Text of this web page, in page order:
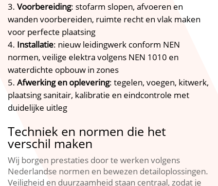
Voorbereiding: stofarm slopen, afvoeren en
wanden voorbereiden, ruimte recht en vlak maken
voor perfecte plaatsing
Installatie: nieuw leidingwerk conform NEN
normen, veilige elektra volgens NEN 1010 en
waterdichte opbouw in zones
Afwerking en oplevering: tegelen, voegen, kitwerk,
plaatsing sanitair, kalibratie en eindcontrole met
duidelijke uitleg
Techniek en normen die het
verschil maken
Wij borgen prestaties door te werken volgens
Nederlandse normen en bewezen detailoplossingen.
Veiligheid en duurzaamheid staan centraal, zodat je